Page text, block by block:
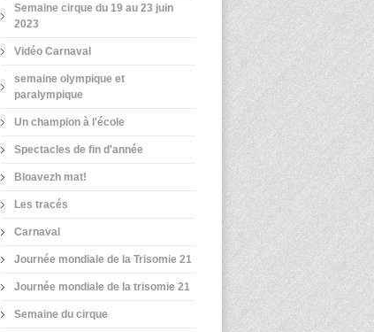
Semaine cirque du 19 au 23 juin
2023
Vidéo Carnaval
semaine olympique et
paralympique
Un champion à l'école
Spectacles de fin d'année
Bloavezh mat!
Les tracés
Carnaval
Journée mondiale de la Trisomie 21
Journée mondiale de la trisomie 21
Semaine du cirque